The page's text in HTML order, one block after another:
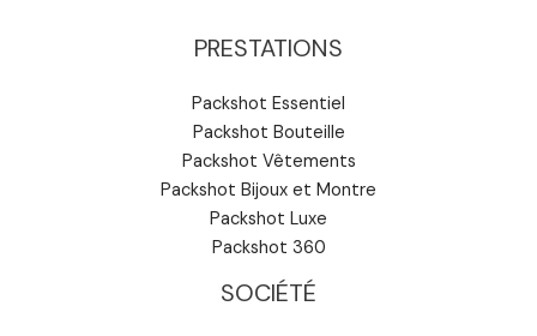
PRESTATIONS
Packshot Essentiel
Packshot Bouteille
Packshot Vêtements
Packshot Bijoux et Montre
Packshot Luxe
Packshot 360
SOCIÉTÉ